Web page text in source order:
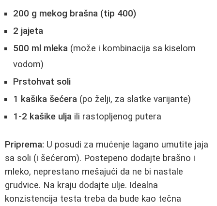
200 g mekog brašna (tip 400)
2 jajeta
500 ml mleka (može i kombinacija sa kiselom
vodom)
Prstohvat soli
1 kašika šećera (po želji, za slatke varijante)
1-2 kašike ulja ili rastopljenog putera
Priprema: U posudi za mućenje lagano umutite jaja
sa soli (i šećerom). Postepeno dodajte brašno i
mleko, neprestano mešajući da ne bi nastale
grudvice. Na kraju dodajte ulje. Idealna
konzistencija testa treba da bude kao tečna